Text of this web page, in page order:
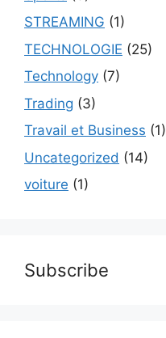
STREAMING (1)
TECHNOLOGIE (25)
Technology (7)
Trading (3)
Travail et Business (1)
Uncategorized (14)
voiture (1)
Subscribe